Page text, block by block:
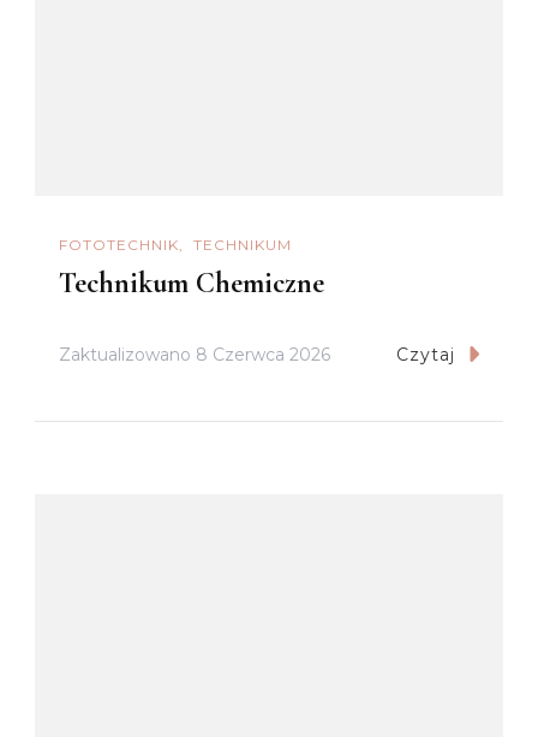
FOTOTECHNIK TECHNIKUM
Technikum Chemiczne
Zaktualizowano 8 Czerwca 2026 Czytaj